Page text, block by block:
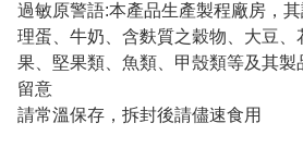
過敏原警語:本產品生產製程廠房，
理蛋、牛奶、含麩質之穀物、大豆
果、堅果類、魚類、甲殼類等及其
留意
請常溫保存，拆封後請儘速食用